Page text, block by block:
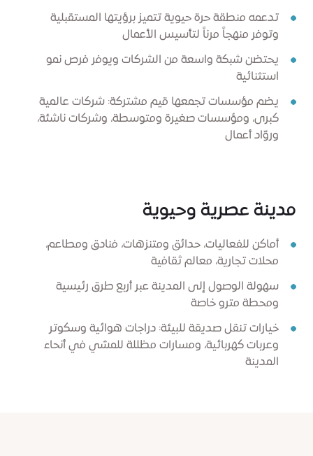
تدعمه منطقة حرة حيوية تتميز برؤيتها المستقبلية
وتوفر منهجاً مرناً لتأسيس الأعمال
يحتضن شبكة واسعة من الشركات ويوفر فرص نمو
استثنائية
يضم مؤسسات تجمعها قيم مشتركة: شركات عالمية
كبرى، ومؤسسات صغيرة ومتوسطة، وشركات ناشئة،
وروّاد أعمال
مدينة عصرية وحيوية
أماكن للفعاليات، حدائق ومتنزهات، فنادق ومطاعم،
محلات تجارية، معالم ثقافية
سهولة الوصول إلى المدينة عبر أربع طرق رئيسية
ومحطة مترو خاصة
خيارات تنقل صديقة للبيئة: دراجات هوائية وسكوتر
وعربات كهربائية، ومسارات مظللة للمشي في أنحاء
المدينة